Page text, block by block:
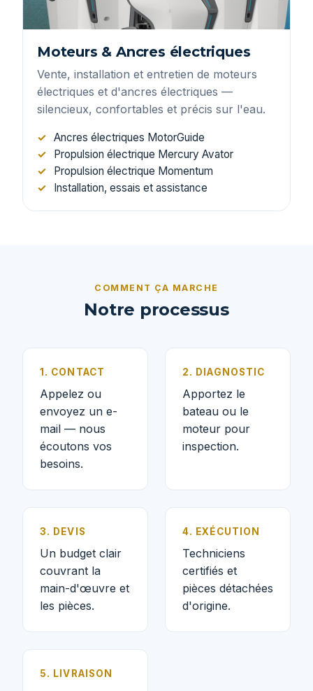
Moteurs & Ancres électriques
Vente, installation et entretien de moteurs
électriques et d'ancres électriques —
silencieux, confortables et précis sur l'eau.
Ancres électriques MotorGuide
Propulsion électrique Mercury Avator
Propulsion électrique Momentum
Installation, essais et assistance
COMMENT ÇA MARCHE
Notre processus
1. CONTACT
Appelez ou
envoyez un e-
mail — nous
écoutons vos
besoins.
2. DIAGNOSTIC
Apportez le
bateau ou le
moteur pour
inspection.
3. DEVIS
Un budget clair
couvrant la
main-d'œuvre et
les pièces.
4. EXÉCUTION
Techniciens
certifiés et
pièces détachées
d'origine.
5. LIVRAISON